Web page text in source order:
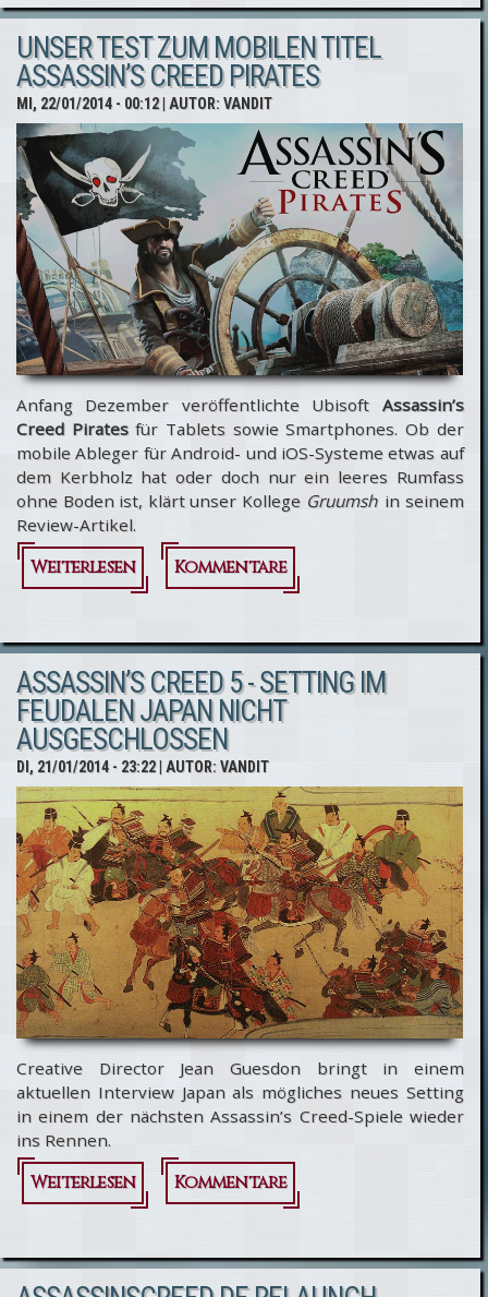
Test zu
Assassin’s
Creed 4:
Black
Flag
UNSER TEST ZUM MOBILEN TITEL
ASSASSIN’S CREED PIRATES
MI, 22/01/2014 - 00:12| AUTOR:VANDIT
Anfang Dezember veröffentlichte Ubisoft Assassin’s
Creed Piratesfür Tablets sowie Smartphones. Ob der
mobile Ableger für Android- und iOS-Systeme etwas auf
dem Kerbholz hat oder doch nur ein leeres Rumfass
ohne Boden ist, klärt unser Kollege Gruumsh in seinem
Review-Artikel.
Weiterlesen
über
Test zum
mobilen
Titel
Assassin’s
Creed
Pirates
Kommentare
ASSASSIN’S CREED 5 - SETTING IM
FEUDALEN JAPAN NICHT
AUSGESCHLOSSEN
DI, 21/01/2014 - 23:22| AUTOR:VANDIT
Creative Director Jean Guesdon bringt in einem
aktuellen Interview Japan als mögliches neues Setting
in einem der nächsten Assassin’s Creed-Spiele wieder
ins Rennen.
Weiterlesen
über Assassin’s
Setting im
Kommentare